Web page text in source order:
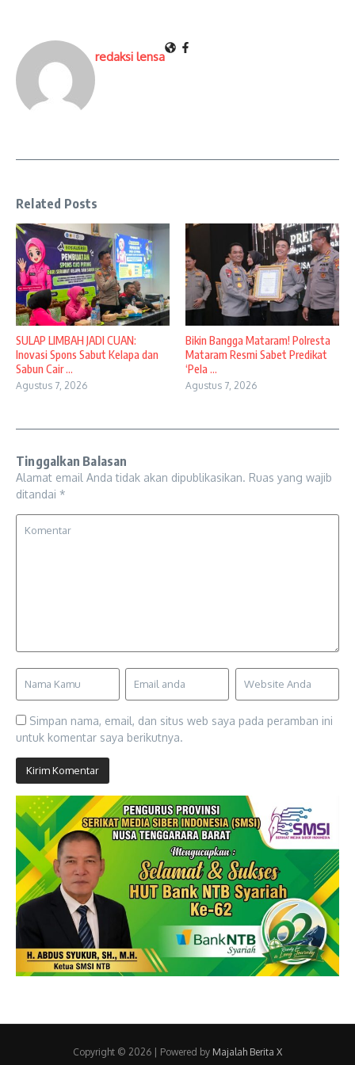
redaksi lensa
Related Posts
SULAP LIMBAH JADI CUAN:
Inovasi Spons Sabut Kelapa dan
Sabun Cair ...
Agustus 7, 2026
Bikin Bangga Mataram! Polresta
Mataram Resmi Sabet Predikat
‘Pela ...
Agustus 7, 2026
Tinggalkan Balasan
Alamat email Anda tidak akan dipublikasikan. Ruas yang wajib
ditandai *
Simpan nama, email, dan situs web saya pada peramban ini
untuk komentar saya berikutnya.
Copyright © 2026 | Powered by Majalah Berita X